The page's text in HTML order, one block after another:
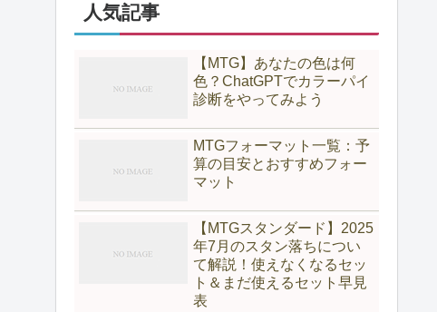
人気記事
【MTG】あなたの色は何
色？ChatGPTでカラーパイ
診断をやってみよう
MTGフォーマット一覧：予
算の目安とおすすめフォー
マット
【MTGスタンダード】2025
年7月のスタン落ちについ
て解説！使えなくなるセッ
ト＆まだ使えるセット早見
表